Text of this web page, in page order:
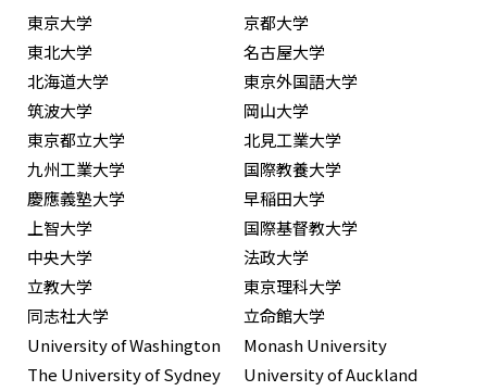
東京大学
京都大学
東北大学
名古屋大学
北海道大学
東京外国語大学
筑波大学
岡山大学
東京都立大学
北見工業大学
九州工業大学
国際教養大学
慶應義塾大学
早稲田大学
上智大学
国際基督教大学
中央大学
法政大学
立教大学
東京理科大学
同志社大学
立命館大学
University of Washington
Monash University
The University of Sydney
University of Auckland